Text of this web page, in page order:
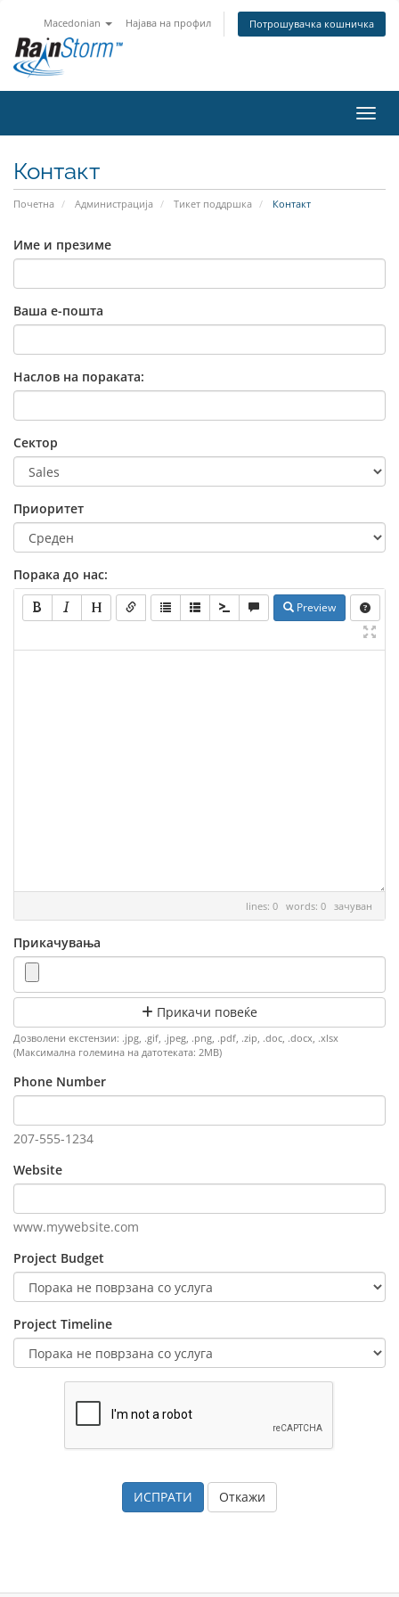
Macedonian Најава на профил Потрошувачка кошничка
Контакт
Почетна Администрација Тикет поддршка Контакт
Име и презиме
Ваша е-пошта
Наслов на пораката:
Сектор
Приоритет
Порака до нас:
Preview
lines: 0 words: 0 зачуван
Прикачувања
Прикачи повеќе
Дозволени екстензии: .jpg, .gif, .jpeg, .png, .pdf, .zip, .doc, .docx, .xlsx
(Максимална големина на датотеката: 2MB)
Phone Number
207-555-1234
Website
www.mywebsite.com
Project Budget
Project Timeline
Откажи